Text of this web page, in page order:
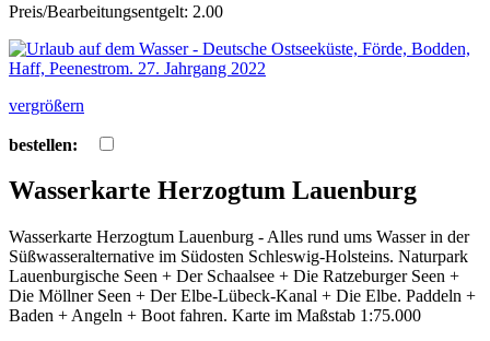
Preis/Bearbeitungsentgelt: 2.00
vergrößern
bestellen:
Wasserkarte Herzogtum Lauenburg
Wasserkarte Herzogtum Lauenburg - Alles rund ums Wasser in der
Süßwasseralternative im Südosten Schleswig-Holsteins. Naturpark
Lauenburgische Seen + Der Schaalsee + Die Ratzeburger Seen +
Die Möllner Seen + Der Elbe-Lübeck-Kanal + Die Elbe. Paddeln +
Baden + Angeln + Boot fahren. Karte im Maßstab 1:75.000